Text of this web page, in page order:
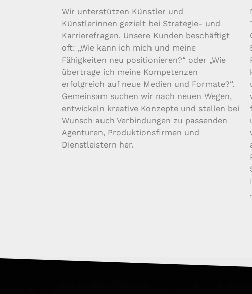
Wir unterstützen Künstler und
Künstlerinnen gezielt bei Strategie- und
Karrierefragen. Unsere Kunden beschäftigt
oft: „Wie kann ich mich und meine
Fähigkeiten neu positionieren?“ oder „Wie
übertrage ich meine Kompetenzen
erfolgreich auf neue Medien und Formate?“.
Gemeinsam suchen wir nach neuen Wegen,
entwickeln kreative Konzepte und stellen bei
Wunsch auch Verbindungen zu passenden
Agenturen, Produktionsfirmen und
Dienstleistern her.